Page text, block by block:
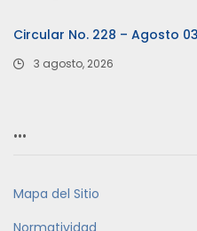
Circular No. 228 – Agosto
3 agosto, 2026
…
Mapa del Sitio
Normatividad